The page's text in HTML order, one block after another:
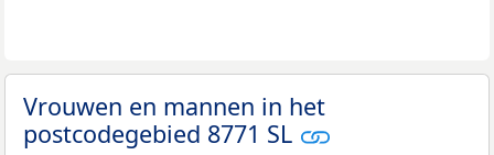
Vrouwen en mannen in het
postcodegebied 8771 SL